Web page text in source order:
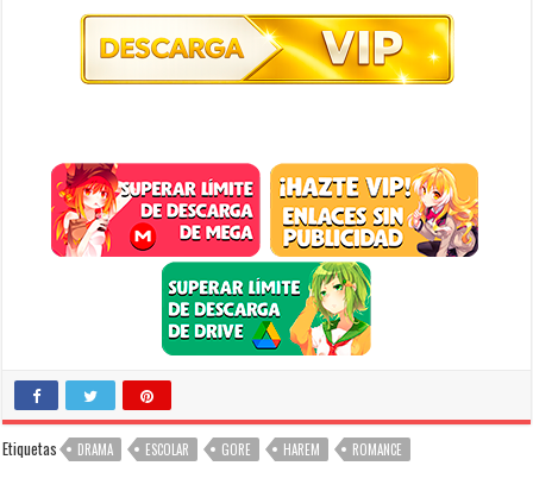
Etiquetas DRAMA ESCOLAR GORE HAREM ROMANCE